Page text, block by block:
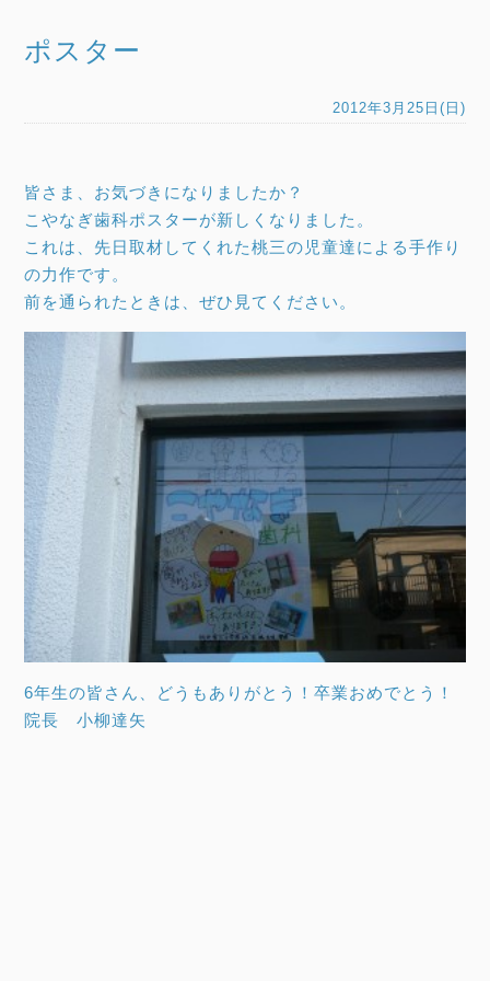
ポスター
2012年3月25日(日)
皆さま、お気づきになりましたか？
こやなぎ歯科ポスターが新しくなりました。
これは、先日取材してくれた桃三の児童達による手作り
の力作です。
前を通られたときは、ぜひ見てください。
6年生の皆さん、どうもありがとう！卒業おめでとう！
院長 小柳達矢